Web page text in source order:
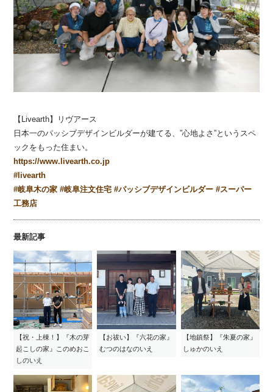
【Livearth】リヴアース
日本一のパッシブデザインビルダーが建てる、”心地よさ”というスペ
ックをもった住まい。
https://www.livearth.co.jp
# livearth
#岐阜木の家 #岐阜注文住宅 #パッシブデザインビルダー #スーパー
工務店
最新記事
【祝・上棟！】『木の芽
起こしの家』このめおこ
しのいえ
【お祓い】『六花の家』
むつのはなのいえ
【地鎮祭】『朱夏の家』
しゅかのいえ